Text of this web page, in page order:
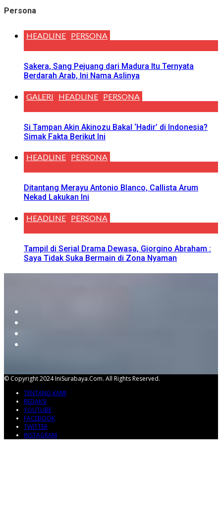
Persona
HEADLINE PERSONA
Sakera, Sang Pejuang dari Madura Itu Ternyata
Berdarah Arab, Ini Nama Aslinya
GALERI HEADLINE PERSONA
Si Tampan Akin Akinozu Bakal ‘Hadir’ di Indonesia?
Simak Fakta Berikut Ini
HEADLINE PERSONA
Ditantang Merayu Antonio Blanco, Callista Arum
Nekad Lakukan Ini
HEADLINE PERSONA
Tampil di Serial Drama Dewasa, Giorgino Abraham :
Saya Tidak Suka Bermain di Zona Nyaman
© Copyright 2024 IniSurabaya.com. All Rights Reserved.
TENTANG KAMI
REDAKSI
YOUTUBE
FACEBOOK
TWITTER
INSTAGRAM